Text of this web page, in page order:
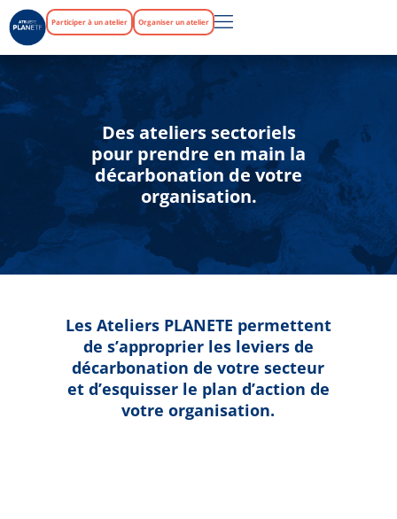
Participer à un atelier Organiser un atelier
Des ateliers sectoriels
pour prendre en main la
décarbonation de votre
organisation.
Les Ateliers PLANETE permettent
de s’approprier les leviers de
décarbonation de votre secteur
et d’esquisser le plan d’action de
votre organisation.